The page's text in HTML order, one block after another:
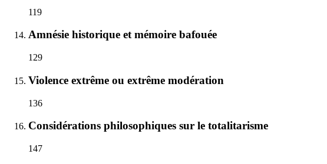
119
Amnésie historique et mémoire bafouée
129
Violence extrême ou extrême modération
136
Considérations philosophiques sur le totalitarisme
147